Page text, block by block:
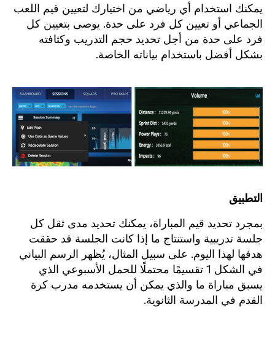
يمكنك استخدام أي رياضي من اختيارك لتعيين قيم اللعب
الجماعي أو تعيين كل فرد على حدة. يوصى بتعيين كل
فرد على حدة من أجل تحديد حجم التدريب وكثافته
بشكل أفضل باستخدام بياناته الخاصة.
التطبيق
بمجرد تحديد قيم المباراة، يمكنك تحديد مدى ثقل كل
جلسة تدريبية واستنتاج ما إذا كانت الجلسة قد حققت
هدفها لهذا اليوم. على سبيل المثال، يُظهر الرسم البياني
في الشكل 1 تقسيمًا محتملًا للحمل الأسبوعي الذي
يسبق مباراة ما والذي يمكن أن يستخدمه مدرب كرة
القدم في المدرسة الثانوية.